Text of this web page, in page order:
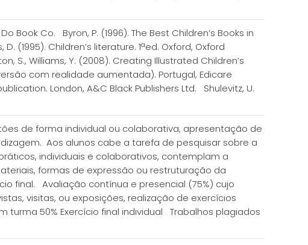
Book Co. Byron, P. (1996). The Best Children’s Books in
(1995). Children’s literature. 1ªed. Oxford, Oxford
S., Williams, Y. (2008). Creating Illustrated Children’s
com realidade aumentada). Portugal, Edicare
London, A&C Black Publishers Ltd. Shulevitz, U.
de forma individual ou colaborativa, apresentação de
Aos alunos cabe a tarefa de pesquisar sobre a
individuais e colaborativos, contemplam a
formas de expressão ou restruturação da
final. Avaliação contínua e presencial (75%) cujo
visitas, ou exposições, realização de exercícios
turma 50% Exercício final individual Trabalhos plagiados